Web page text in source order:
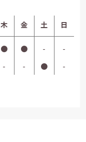
木 金 土 日
● ● -
-
- - ● -